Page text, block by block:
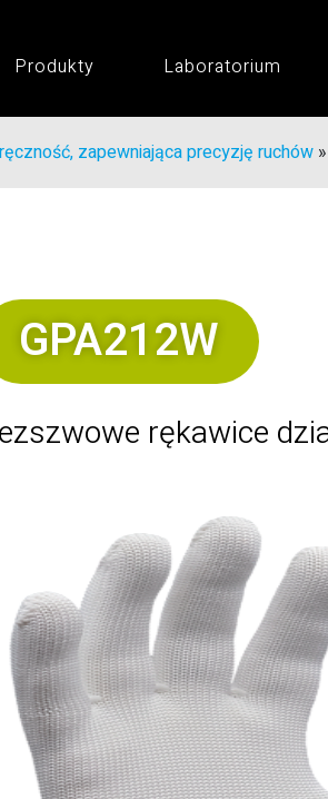
Produkty Laboratorium
zapewniająca precyzję ruchów »
GPA212W
rękawice